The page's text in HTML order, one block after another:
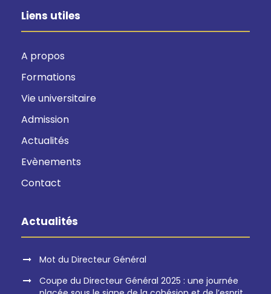
Liens utiles
A propos
Formations
Vie universitaire
Admission
Actualités
Evènements
Contact
Actualités
Mot du Directeur Général
Coupe du Directeur Général 2025 : une journée